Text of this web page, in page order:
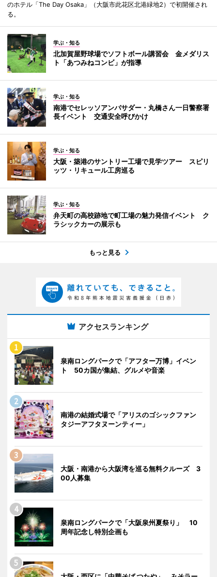
のホテル「The Day Osaka」（大阪市此花区北港緑地2）で初開催され
る。
学ぶ・知る
北加賀屋野球場でソフトボール講習会 金メダリス
ト「あつみねコンビ」が指導
学ぶ・知る
南港でセレッソアンバサダー・丸橋さん一日警察署
長イベント 交通安全呼びかけ
学ぶ・知る
大阪・築港のサントリー工場で見学ツアー スピリ
ッツ・リキュール工房巡る
学ぶ・知る
弁天町の高校跡地で町工場の魅力発信イベント ク
ラシックカーの展示も
もっと見る
アクセスランキング
泉南ロングパークで「アフター万博」イベン
ト 50カ国が集結、グルメや音楽
南港の結婚式場で「アリスのゴシックファン
タジーアフタヌーンティー」
大阪・南港から大阪湾を巡る無料クルーズ 3
00人募集
泉南ロングパークで「大阪泉州夏祭り」 10
周年記念し特別企画も